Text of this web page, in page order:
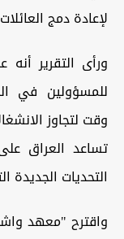
لإعادة دمج
ورأى التقرير
للمسؤولين في
وقت لتجاوز
تساعد العراق
التحديات الجديدة
واقترح "معهد